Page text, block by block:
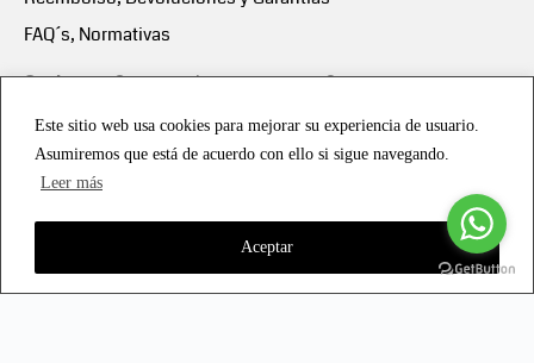
Este sitio web usa cookies para mejorar su experiencia de usuario.
Asumiremos que está de acuerdo con ello si sigue navegando.
Leer más
Aceptar
FAQ´s, Normativas
Scalapay:Compra ahora y paga en 3 cuotas
Scalapay Política Privacidad
Copyright © 2021 all rights reserved - Vialmotor